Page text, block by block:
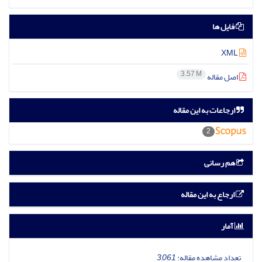
فایل ها
اصل مقاله 3.57 M
ارجاعات به این مقاله
2
هم رسانی
ارجاع به این مقاله
آمار
تعداد مشاهده مقاله:3,061